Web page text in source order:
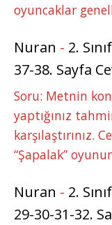
oyuncaklar
Nuran - 2.
37-38. Sayfa
Soru: Metnin
yaptığınız
karşılaştırınız.
“Şapalak”
Nuran - 2.
29-30-31-32.